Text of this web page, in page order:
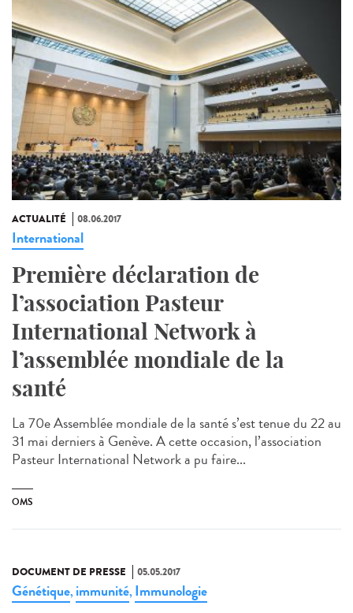
ACTUALITÉ 08.06.2017
International
Première déclaration de
l’association Pasteur
International Network à
l’assemblée mondiale de la
santé
La 70e Assemblée mondiale de la santé s’est tenue du 22 au
31 mai derniers à Genève. A cette occasion, l’association
Pasteur International Network a pu faire...
OMS
DOCUMENT DE PRESSE 05.05.2017
Génétique, immunité, Immunologie